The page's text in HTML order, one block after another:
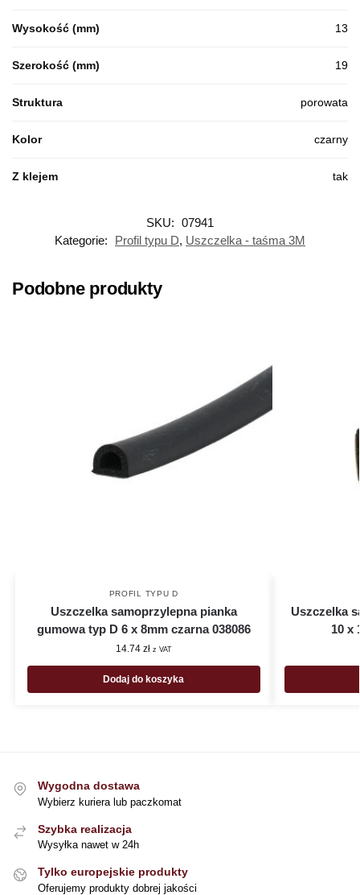
Wysokość (mm) 13
Szerokość (mm) 19
Struktura porowata
Kolor czarny
Z klejem tak
SKU: 07941
Kategorie:
Profil typu D, Uszczelka - taśma 3M
Podobne produkty
PROFIL TYPU D
Uszczelka samoprzylepna pianka
gumowa typ D 6 x 8mm czarna 038086
14.74 zł z VAT
Dodaj do koszyka
Uszczelka
10 x
Wygodna dostawa
Wybierz kuriera lub paczkomat
Szybka realizacja
Wysyłka nawet w 24h
Tylko europejskie produkty
Oferujemy produkty dobrej jakości